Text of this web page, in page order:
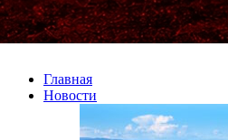
Главная
Новости